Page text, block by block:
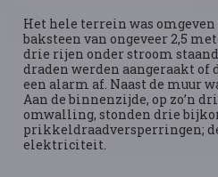
Het hele terrein was
baksteen van ongeveer 2,5
drie rijen onder stroom
draden werden aangeraakt of
een alarm af. Naast de muur
Aan de binnenzijde, op zo’n
omwalling, stonden drie
prikkeldraadversperringen;
elektriciteit.